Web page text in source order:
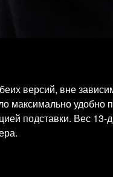
версий, вне
максимально удобно
подставки. Вес